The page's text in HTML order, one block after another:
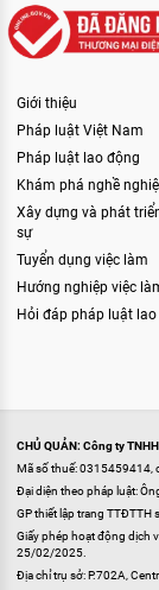
Giới thiệu
Pháp luật Việt Nam
Pháp luật lao động
Khám phá nghề
Xây dựng và phát
sự
Tuyển dụng việc làm
Hướng nghiệp việc
Hỏi đáp pháp luật
CHỦ QUẢN: Công ty TNHH
Mã số thuế: 0315459414,
Đại diện theo pháp luật:
GP thiết lập trang TTĐTTH
Giấy phép hoạt động dịch
25/02/2025.
Địa chỉ trụ sở: P.702A,